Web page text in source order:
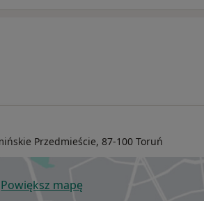
Przedmieście, 87-100 Toruń
Powiększ mapęotwiera się w nowej karcie